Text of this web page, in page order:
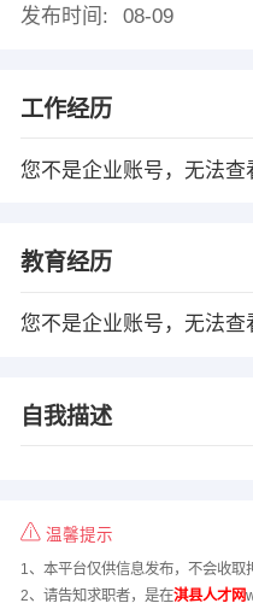
发布时间:
08-09
工作经历
您不是企业账号，无法查
教育经历
您不是企业账号，无法查
自我描述
温馨提示
1、本平台仅供信息发布，不会收取
2、请告知求职者，是在淇县人才网